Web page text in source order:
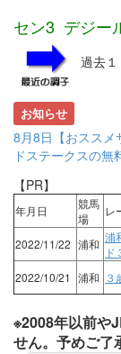
セン3 デジー
過去１
お知らせ
8月8日【おススメ
ドステークスの無
【PR】
年月日
競馬
場
レ
2022/11/22 浦和 浦
2022/10/21 浦和 ３
※2008年以前や
せん。予めご了